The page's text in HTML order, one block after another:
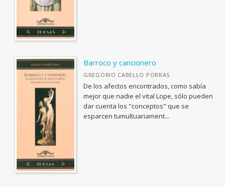
Institucional
<Genérica>
ANTOLOGÍAS (NO POÉTICAS)
APLICACIONES GRÁFICAS Y MULTIMEDIA
ARQUEOLOGÍA
ARQUITECTURA
ARTE Y DISEÑO INDUSTRIAL / COMERCIAL
ASTRONOMÍA, ESPACIO Y TIEMPO
CATÁLOGOS PDF
Guía de Estilo para la Edición
Informe evaluación de monografías
Barroco y cancionero
GREGORIO CABELLO PORRAS
De los afectos encontrados, como sabía
mejor que nadie el vital Lope, sólo pueden
dar cuenta los "conceptos" que se
esparcen tumultuariament...